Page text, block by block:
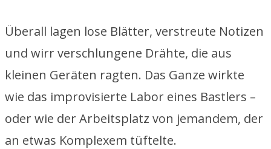
Überall lagen lose Blätter, verstreute Notizen
und wirr verschlungene Drähte, die aus
kleinen Geräten ragten. Das Ganze wirkte
wie das improvisierte Labor eines Bastlers –
oder wie der Arbeitsplatz von jemandem, der
an etwas Komplexem tüftelte.